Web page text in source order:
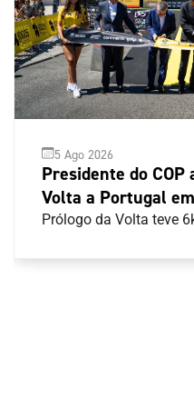
5 Ago 2026
Presidente do
Volta a Portugal
Prólogo da Volta teve